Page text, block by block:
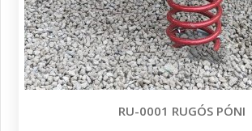
RU-0001 RUGÓS PÓNI